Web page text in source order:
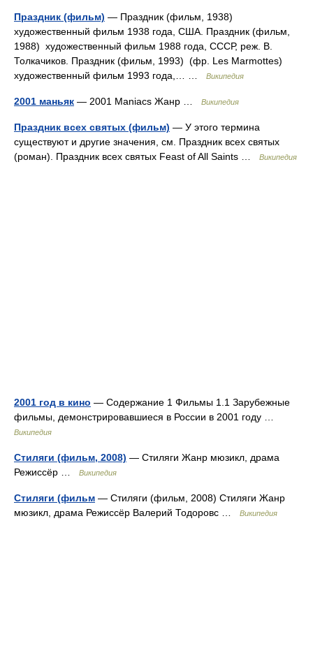
Праздник (фильм) — Праздник (фильм, 1938)
художественный фильм 1938 года, США. Праздник (фильм,
1988) художественный фильм 1988 года, СССР, реж. В.
Толкачиков. Праздник (фильм, 1993) (фр. Les Marmottes)
художественный фильм 1993 года,… …
Википедия
2001 маньяк — 2001 Maniacs Жанр … Википедия
Праздник всех святых (фильм) — У этого термина
существуют и другие значения, см. Праздник всех святых
(роман). Праздник всех святых Feast of All Saints …
Википедия
2001 год в кино — Содержание 1 Фильмы 1.1 Зарубежные
фильмы, демонстрировавшиеся в России в 2001 году …
Википедия
Стиляги (фильм, 2008) — Стиляги Жанр мюзикл, драма
Режиссёр …
Википедия
Стиляги (фильм — Стиляги (фильм, 2008) Стиляги Жанр
мюзикл, драма Режиссёр Валерий Тодоровс …
Википедия